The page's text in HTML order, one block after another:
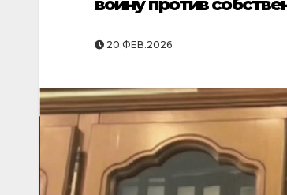
войну против
20.ФЕВ.2026